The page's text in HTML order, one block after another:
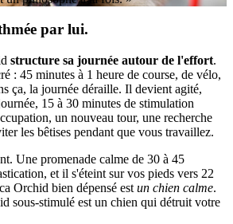
par lui.
structure sa journée autour de l'effort.
: 45 minutes à 1 heure de course, de vélo,
ça, la journée déraille. Il devient agité,
15 à 30 minutes de stimulation
un nouveau tour, une recherche
les bêtises pendant que vous travaillez.
Une promenade calme de 30 à 45
et il s'éteint sur vos pieds vers 22
Orchid bien dépensé est un chien calme.
sous-stimulé est un chien qui détruit votre